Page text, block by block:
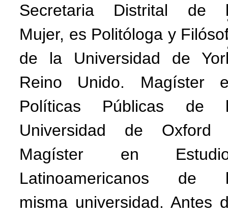
Secretaria Distrital de
Mujer, es Politóloga y
de la Universidad de
Reino Unido. Magíster
Políticas Públicas de
Universidad de Oxford
Magíster en
Latinoamericanos de
misma universidad. Antes